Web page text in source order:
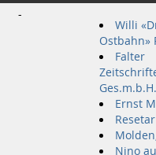
-
Willi
Ostbahn»
Falter
Ges.m.b.H.
Ernst
Nino